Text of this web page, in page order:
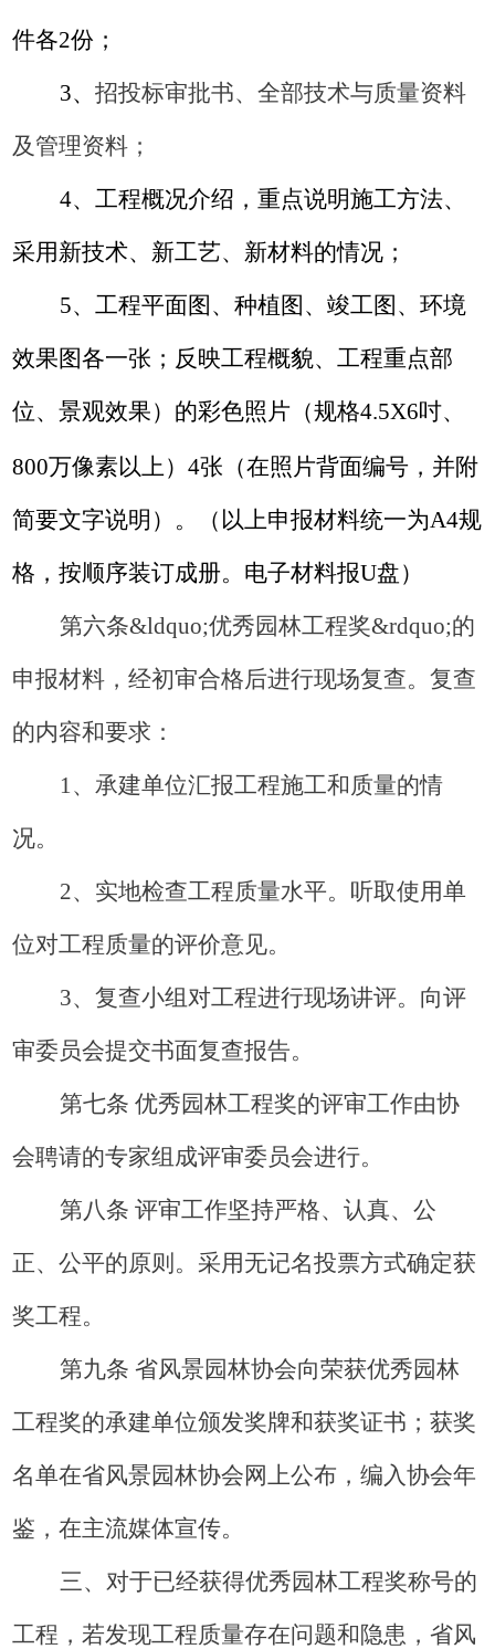
件各2份；
3、 招投标审批书、全部技术与质量资料
及管理资料；
4、工程概况介绍，重点说明施工方法、
采用新技术、新工艺、新材料的情况；
5、工程平面图、种植图、竣工图、环境
效果图各一张；反映工程概貌、工程重点部
位、景观效果）的彩色照片（规格4.5X6吋、
800万像素以上）4张（在照片背面编号，并附
简要文字说明）。（以上申报材料统一为A4规
格，按顺序装订成册。电子材料报U盘）
第六条&ldquo;优秀园林工程奖&rdquo;的
申报材料，经初审合格后进行现场复查。复查
的内容和要求：
1 、承建单位汇报工程施工和质量的情
况。
2、实地检查工程质量水平。听取使用单
位对工程质量的评价意见。
3、复查小组对工程进行现场讲评。向评
审委员会提交书面复查报告。
第七条 优秀园林工程奖的评审工作由协
会聘请的专家组成评审委员会进行。
第八条 评审工作坚持严格、认真、公
正、公平的原则。采用无记名投票方式确定获
奖工程。
第九条 省风景园林协会向荣获优秀园林
工程奖的承建单位颁发奖牌和获奖证书；获奖
名单在省风景园林协会网上公布，编入协会年
鉴，在主流媒体宣传。
三、对于已经获得优秀园林工程奖称号的
工程，若发现工程质量存在问题和隐患，省风